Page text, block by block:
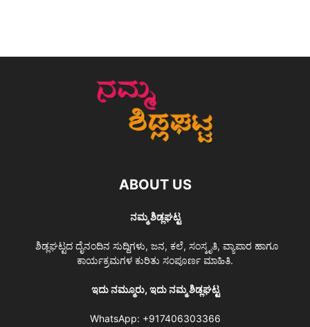
ABOUT US
ನಮ್ಮ ಶಿಡ್ಲಘಟ್ಟ
ಶಿಡ್ಲಘಟ್ಟದ ದೈನಂದಿನ ಸುದ್ದಿಗಳು, ಜನ, ಕಲೆ, ಸಂಸ್ಕೃತಿ, ವ್ಯಾಪಾರ ಹಾಗೂ
ಕಾರ್ಯಕ್ರಮಗಳ ಕುರಿತು ಸಂಪೂರ್ಣ ಮಾಹಿತಿ.
ಇದು ನಮ್ಮೂರು, ಇದು ನಮ್ಮ ಶಿಡ್ಲಘಟ್ಟ
WhatsApp: +917406303366